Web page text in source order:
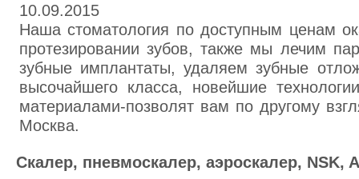
10.09.2015
Наша стоматология по доступным ценам
протезировании зубов, также мы лечим
зубные имплантаты, удаляем зубные
высочайшего класса, новейшие
материалами-позволят вам по другому
Москва.
Скалер, пневмоскалер, аэроскалер, NSK,